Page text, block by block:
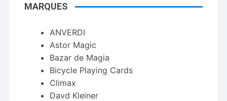
MARQUES
ANVERDI
Astor Magic
Bazar de Magia
Bicycle Playing Cards
Climax
Davd Kleiner